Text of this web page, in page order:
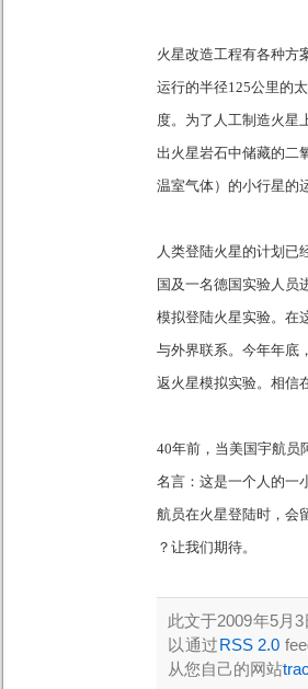
火星改造工程有各种方
运行的半径125公里的
度。为了人工制造火星
出火星岩石中储藏的二
温室气体）的小行星的
人类登陆火星的计划已
国及一名德国实验人员
模拟登陆火星实验。在
与外界联系。今年年底
返火星模拟实验。相信
40年前，当美国宇航员
名言：这是一个人的一
航员在火星登陆时，会
？让我们期待。
此文于2009年5月
以通过RSS 2.0
从您自己的网站